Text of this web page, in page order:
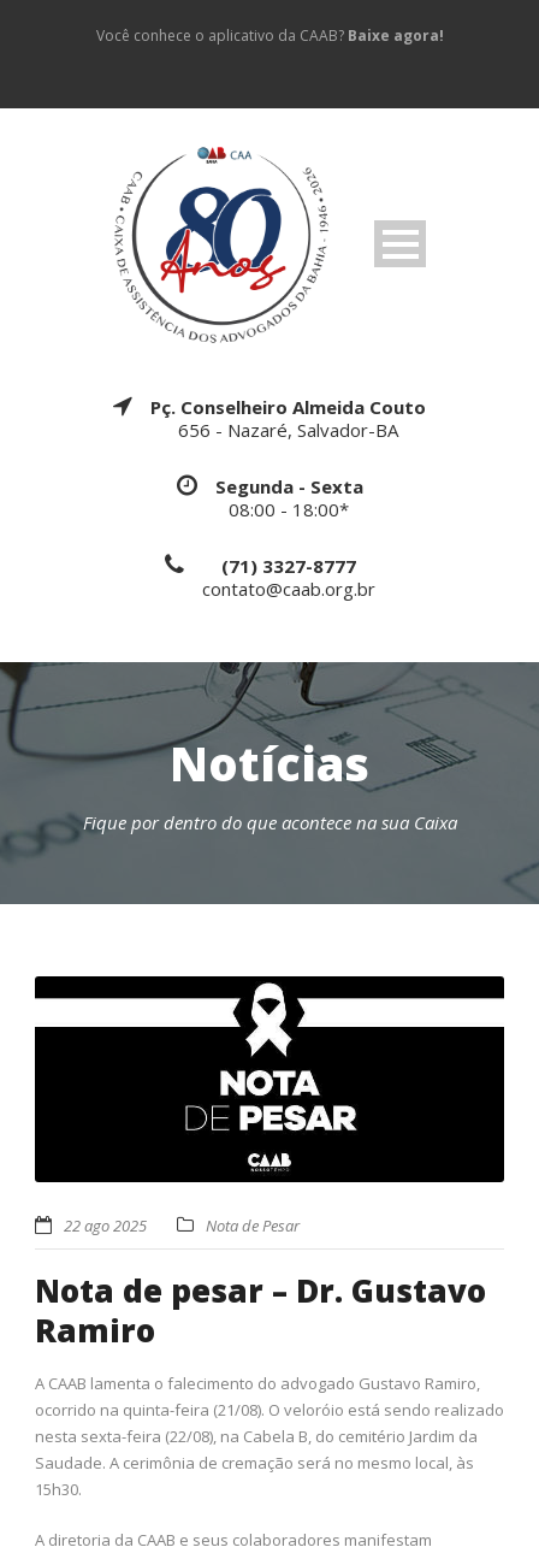
Você conhece o aplicativo da CAAB? Baixe agora!
Pç. Conselheiro Almeida Couto
656 - Nazaré, Salvador-BA
Segunda - Sexta
08:00 - 18:00*
(71) 3327-8777
contato@caab.org.br
Notícias
Fique por dentro do que acontece na sua Caixa
22 ago 2025 Nota de Pesar
Nota de pesar – Dr. Gustavo
Ramiro
A CAAB lamenta o falecimento do advogado Gustavo Ramiro,
ocorrido na quinta-feira (21/08). O veloróio está sendo realizado
nesta sexta-feira (22/08), na Cabela B, do cemitério Jardim da
Saudade. A cerimônia de cremação será no mesmo local, às
15h30.
A diretoria da CAAB e seus colaboradores manifestam